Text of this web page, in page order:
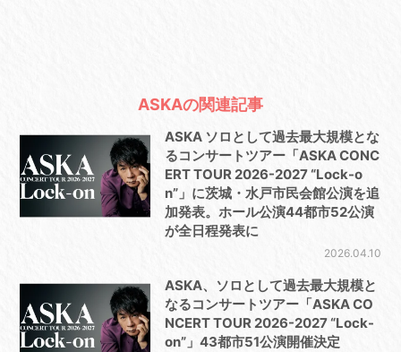
ASKAの関連記事
ASKA ソロとして過去最大規模とな
るコンサートツアー「ASKA CONC
ERT TOUR 2026-2027 “Lock-o
n”」に茨城・水戸市民会館公演を追
加発表。ホール公演44都市52公演
が全日程発表に
2026.04.10
ASKA、ソロとして過去最大規模と
なるコンサートツアー「ASKA CO
NCERT TOUR 2026-2027 “Lock-
on”」43都市51公演開催決定